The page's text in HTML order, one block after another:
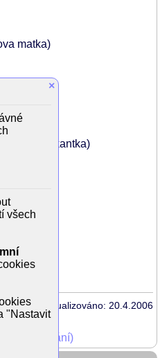
matka)
muzikantka)
Aktualizováno: 20.4.2006
starší vysílání)
×
všech
"Nastavit